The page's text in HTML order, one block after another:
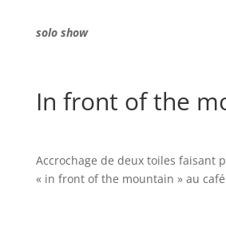
solo show
In front of the
Accrochage de deux toiles faisant
« in front of the mountain » au